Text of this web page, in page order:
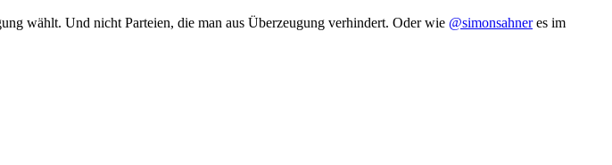
wählt. Und nicht Parteien, die man aus Überzeugung verhindert. Oder wie @simonsahneres im